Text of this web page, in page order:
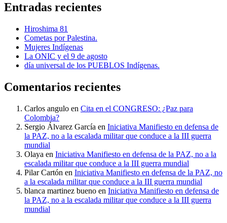
Entradas recientes
Hiroshima 81
Cometas por Palestina.
Mujeres Indígenas
La ONIC y el 9 de agosto
día universal de los PUEBLOS Indígenas.
Comentarios recientes
Carlos angulo en Cita en el CONGRESO: ¿Paz para
Colombia?
Sergio Álvarez García en Iniciativa Manifiesto en defensa de
la PAZ, no a la escalada militar que conduce a la III guerra
mundial
Olaya en Iniciativa Manifiesto en defensa de la PAZ, no a la
escalada militar que conduce a la III guerra mundial
Pilar Cartón en Iniciativa Manifiesto en defensa de la PAZ, no
a la escalada militar que conduce a la III guerra mundial
blanca martinez bueno en Iniciativa Manifiesto en defensa de
la PAZ, no a la escalada militar que conduce a la III guerra
mundial